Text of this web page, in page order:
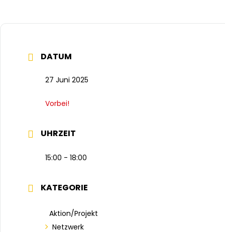
DATUM
27 Juni 2025
Vorbei!
UHRZEIT
15:00 - 18:00
KATEGORIE
Aktion/Projekt
Netzwerk